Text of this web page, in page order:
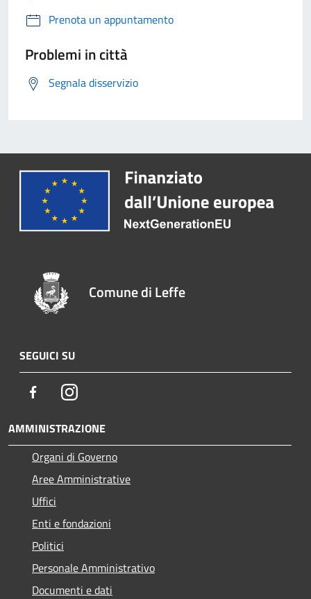
Prenota un appuntamento
Problemi in città
Segnala disservizio
Comune di Leffe
SEGUICI SU
FacebookInstagram
AMMINISTRAZIONE
Organi di Governo
Aree Amministrative
Uffici
Enti e fondazioni
Politici
Personale Amministrativo
Documenti e dati